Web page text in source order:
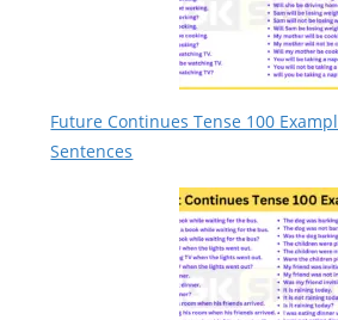
Future Continues Tense 100
Sentences